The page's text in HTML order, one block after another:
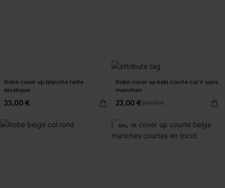
Robe cover up blanche taille
élastique
33,00 €
Robe cover up kaki courte col V sans
manches
23,00 €29,00 €
-15%